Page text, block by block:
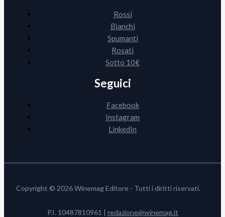
Rossi
Bianchi
Spumanti
Rosati
Sotto 10€
Seguici
Facebook
Instagram
LinkedIn
Copyright © 2026 Winemag Editore - Tutti i diritti riservati.
P.I. 10487810961 | redazione@winemag.it